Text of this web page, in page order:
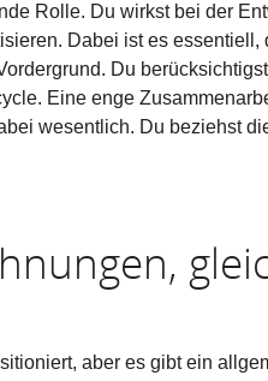
Rolle. Du wirkst bei der
Dabei ist es essentiell,
Du
Eine enge
wesentlich. Du beziehst
aber es gibt ein